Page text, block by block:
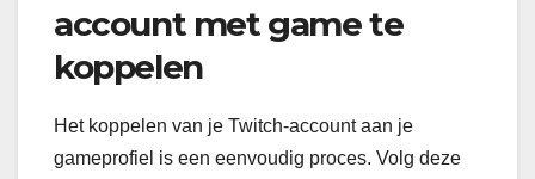
account met game te
koppelen
Het koppelen van je Twitch-account aan je
gameprofiel is een eenvoudig proces. Volg deze